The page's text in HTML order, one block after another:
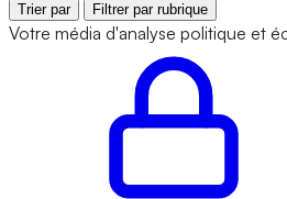
Trier par Filtrer par rubrique
Votre média d'analyse politique et